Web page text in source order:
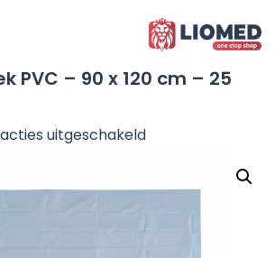
PVC – 90 x 120 cm – 25
uitgeschakeldvoor